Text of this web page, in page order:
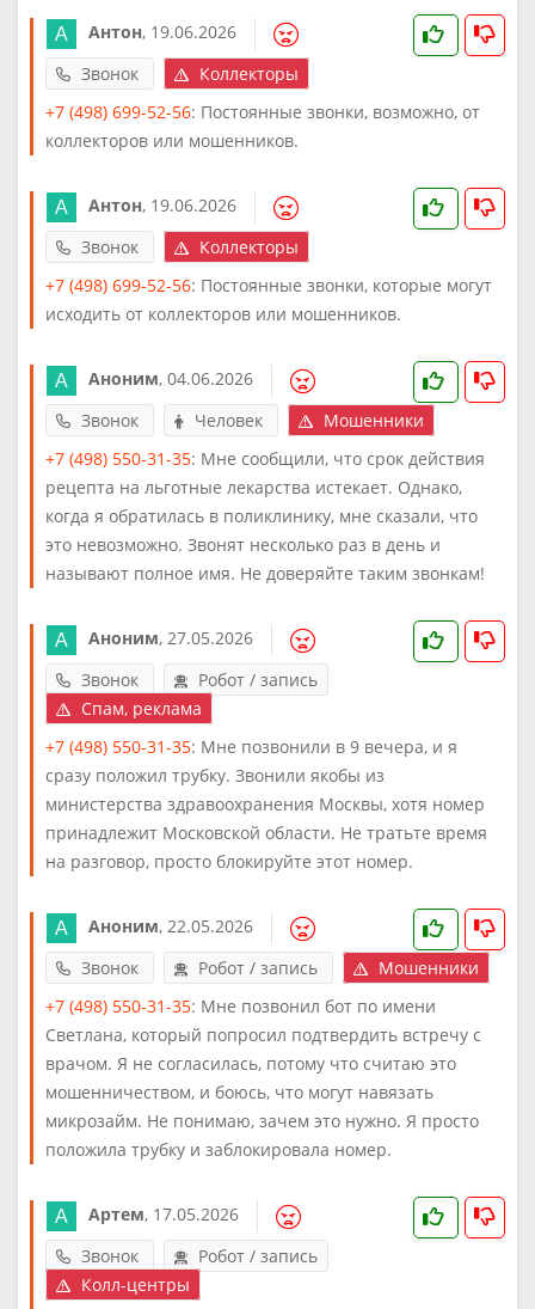
Антон, 19.06.2026
Звонок
Коллекторы
+7 (498) 699-52-56: Постоянные звонки, возможно, от
коллекторов или мошенников.
Антон, 19.06.2026
Звонок
Коллекторы
+7 (498) 699-52-56: Постоянные звонки, которые могут
исходить от коллекторов или мошенников.
Аноним, 04.06.2026
Звонок
Человек
Мошенники
+7 (498) 550-31-35: Мне сообщили, что срок действия
рецепта на льготные лекарства истекает. Однако,
когда я обратилась в поликлинику, мне сказали, что
это невозможно. Звонят несколько раз в день и
называют полное имя. Не доверяйте таким звонкам!
Аноним, 27.05.2026
Звонок
Робот / запись
Спам, реклама
+7 (498) 550-31-35: Мне позвонили в 9 вечера, и я
сразу положил трубку. Звонили якобы из
министерства здравоохранения Москвы, хотя номер
принадлежит Московской области. Не тратьте время
на разговор, просто блокируйте этот номер.
Аноним, 22.05.2026
Звонок
Робот / запись
Мошенники
+7 (498) 550-31-35: Мне позвонил бот по имени
Светлана, который попросил подтвердить встречу с
врачом. Я не согласилась, потому что считаю это
мошенничеством, и боюсь, что могут навязать
микрозайм. Не понимаю, зачем это нужно. Я просто
положила трубку и заблокировала номер.
Артем, 17.05.2026
Звонок
Робот / запись
Колл-центры